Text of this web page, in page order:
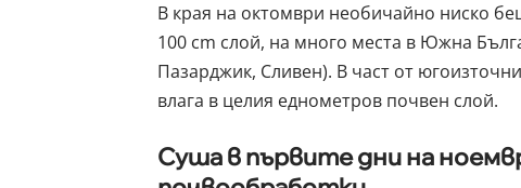
В края на октомври необичайно ниско
100 cm слой, на много места в Южна
Пазарджик, Сливен). В част от
влага в целия еднометров почвен слой.
Суша в първите дни на